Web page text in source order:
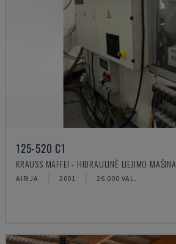
125-520 C1
KRAUSS MAFFEI - HIDRAULINĖ LIEJIMO MAŠINA
AIRIJA 2001 26.000 VAL.